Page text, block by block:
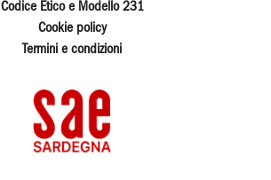
Codice Etico e Modello 231
Cookie policy
Termini e condizioni